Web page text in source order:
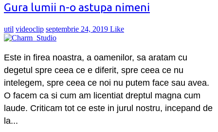
Gura lumii n-o astupa nimeni
util videoclip septembrie 24, 2019 Like
Este in firea noastra, a oamenilor, sa aratam cu
degetul spre ceea ce e diferit, spre ceea ce nu
intelegem, spre ceea ce noi nu putem face sau avea.
O facem ca si cum am licentiat dreptul magna cum
laude. Criticam tot ce este in jurul nostru, incepand de
la...